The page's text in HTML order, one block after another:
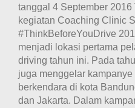
tanggal 4 September
kegiatan Coaching Clinic
#ThinkBeforeYouDrive
menjadi lokasi pertama
driving tahun ini. Pada
juga menggelar
berkendara di kota
dan Jakarta. Dalam